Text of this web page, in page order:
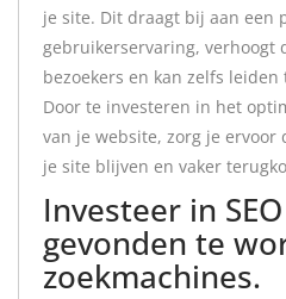
je site. Dit draagt bij aan een
gebruikerservaring, verhoogt
bezoekers en kan zelfs
Door te investeren in het
van je website, zorg je
je site blijven en vaker
Investeer in
gevonden te
zoekmachines.